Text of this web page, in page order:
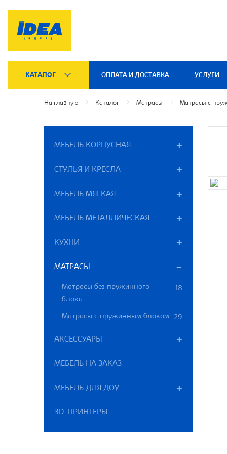
КАТАЛОГ ОПЛАТА И ДОСТАВКА УСЛУГИ
На главную Каталог Матрасы Матрасы с
МЕБЕЛЬ КОРПУСНАЯ
СТУЛЬЯ И КРЕСЛА
МЕБЕЛЬ МЯГКАЯ
МЕБЕЛЬ МЕТАЛЛИЧЕСКАЯ
КУХНИ
МАТРАСЫ
Матрасы без пружинного
блока
18
Матрасы с пружинным блоком 29
АКСЕССУАРЫ
МЕБЕЛЬ НА ЗАКАЗ
МЕБЕЛЬ ДЛЯ ДОУ
3D-ПРИНТЕРЫ